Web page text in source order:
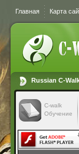
Главная Карта
Russian C-
C-walk
Обучение